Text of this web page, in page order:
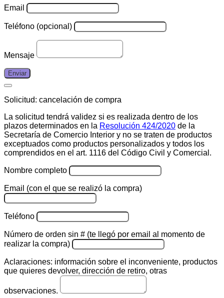
Email
Teléfono (opcional)
Mensaje
Enviar
Solicitud: cancelación de compra
La solicitud tendrá validez si es realizada dentro de los
plazos determinados en la Resolución 424/2020 de la
Secretaría de Comercio Interior y no se traten de productos
exceptuados como productos personalizados y todos los
comprendidos en el art. 1116 del Código Civil y Comercial.
Nombre completo
Email (con el que se realizó la compra)
Teléfono
Número de orden sin # (te llegó por email al momento de
realizar la compra)
Aclaraciones: información sobre el inconveniente, productos
que quieres devolver, dirección de retiro, otras
observaciones.